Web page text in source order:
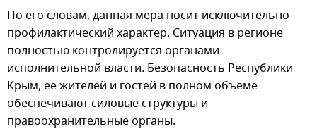
По его словам, данная мера носит исключительно
профилактический характер. Ситуация в регионе
полностью контролируется органами
исполнительной власти. Безопасность Республики
Крым, её жителей и гостей в полном объеме
обеспечивают силовые структуры и
правоохранительные органы.